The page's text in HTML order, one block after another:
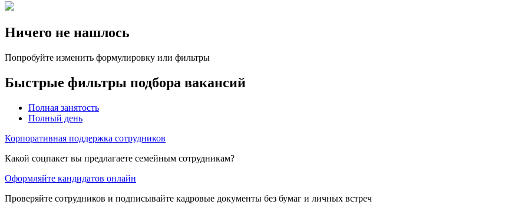
Ничего не нашлось
Попробуйте изменить формулировку или фильтры
Быстрые фильтры подбора вакансий
Полная занятость
Полный день
Корпоративная поддержка сотрудников
Какой соцпакет вы предлагаете семейным сотрудникам?
Оформляйте кандидатов онлайн
Проверяйте сотрудников и подписывайте кадровые документы без бумаг и личных встреч